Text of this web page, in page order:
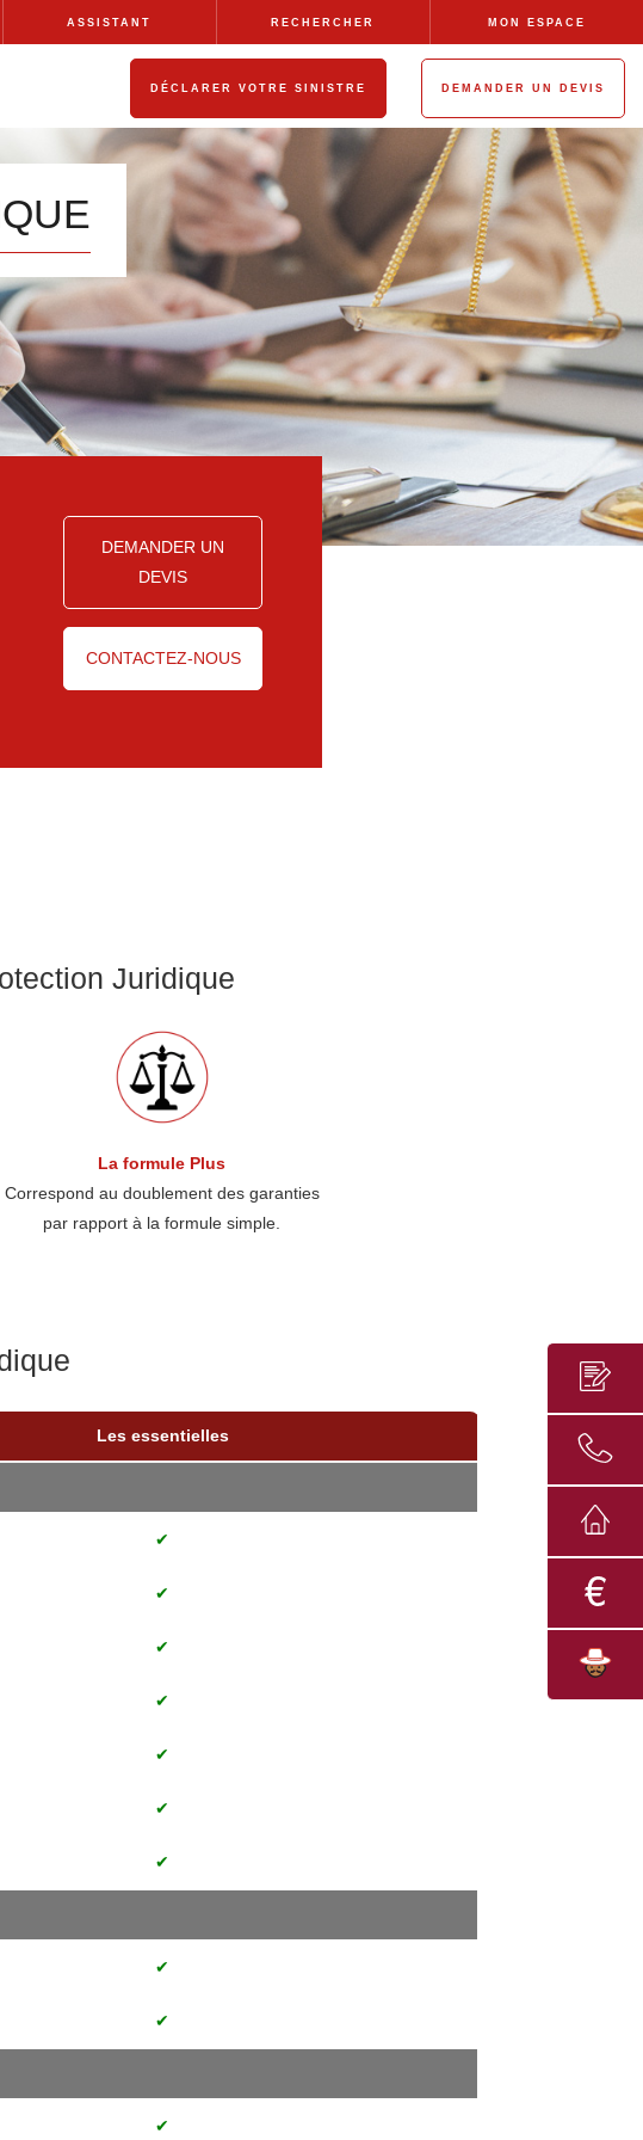
ASSISTANT RECHERCHER MON ESPACE
DÉCLARER VOTRE SINISTRE DEMANDER UN DEVIS
DEMANDER UN
DEVIS
CONTACTEZ-NOUS
Juridique
La formule Plus
Correspond au doublement des garanties
par rapport à la formule simple.
Les essentielles
✔
✔
✔
✔
✔
✔
✔
✔
✔
✔